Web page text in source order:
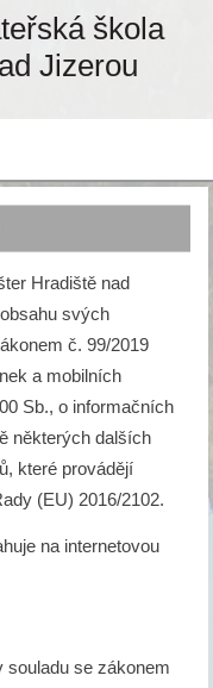
škola
Jizerou
Hradiště nad
svých
č. 99/2019
a mobilních
Sb., o informačních
některých dalších
které provádějí
(EU) 2016/2102.
na internetovou
souladu se zákonem